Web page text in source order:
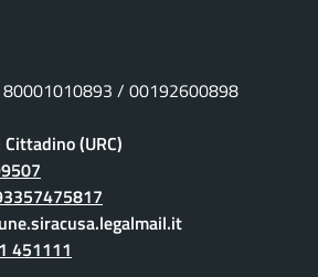
80001010893 / 00192600898
(URC)
451111